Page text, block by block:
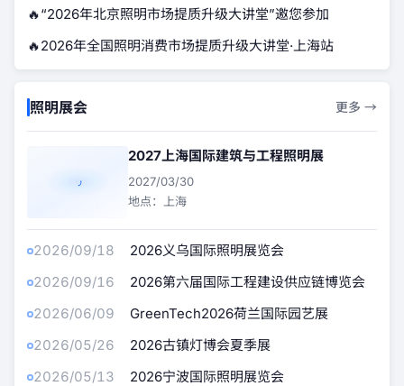
🔥“2026年北京照明市场提质升级大讲堂”邀您参加
🔥2026年全国照明消费市场提质升级大讲堂·上海站
照明展会 更多 →
2027上海国际建筑与工程照明展
2027/03/30
地点：上海
2026/09/18
2026义乌国际照明展览会
2026/09/16
2026第六届国际工程建设供应链博览会
2026/06/09
GreenTech2026荷兰国际园艺展
2026/05/26
2026古镇灯博会夏季展
2026/05/13
2026宁波国际照明展览会